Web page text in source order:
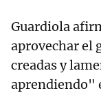
Guardiola
aprovechar el
creadas y
aprendiendo"